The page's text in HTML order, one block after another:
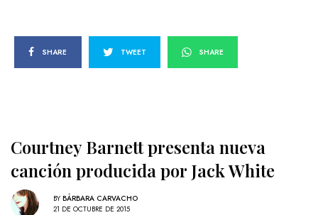
SHARE TWEET SHARE
Courtney Barnett presenta nueva
canción producida por Jack White
BY BÁRBARA CARVACHO
21 DE OCTUBRE DE 2015